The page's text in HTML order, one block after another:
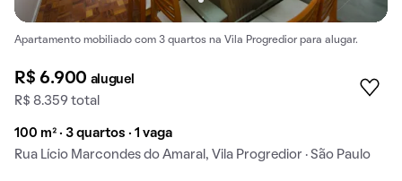
Apartamento mobiliado com 3 quartos na Vila Progredior para alugar.
R$ 6.900 aluguel
R$ 8.359 total
100 m² · 3 quartos · 1 vaga
Rua Lício Marcondes do Amaral, Vila Progredior · São Paulo